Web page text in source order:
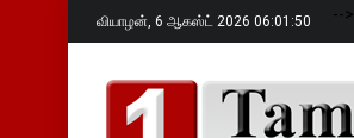
வியாழன், 6 ஆகஸ்ட் 2026 06:01:51 -->